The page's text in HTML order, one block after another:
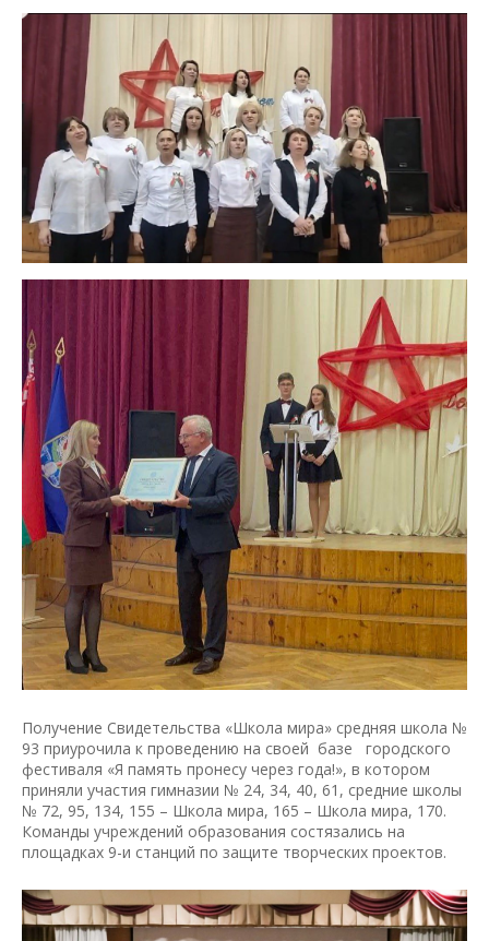
Получение Свидетельства «Школа мира» средняя школа №
93 приурочила к проведению на своей базе городского
фестиваля «Я память пронесу через года!», в котором
приняли участия гимназии № 24, 34, 40, 61, средние школы
№ 72, 95, 134, 155 – Школа мира, 165 – Школа мира, 170.
Команды учреждений образования состязались на
площадках 9-и станций по защите творческих проектов.